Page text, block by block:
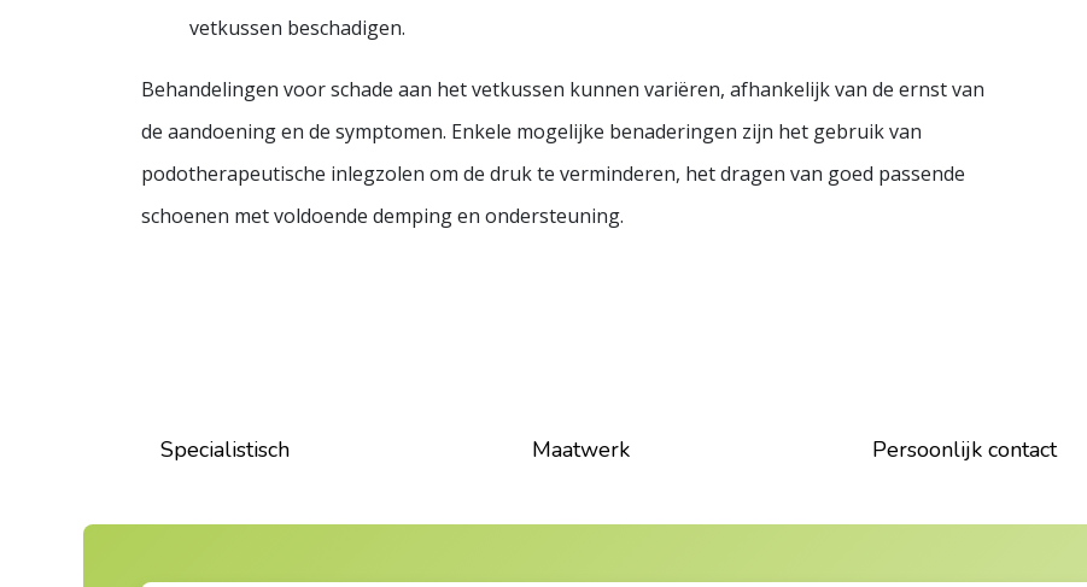
vetkussen beschadigen.
Behandelingen voor schade aan het vetkussen kunnen variëren, afhankelijk van de ernst van
de aandoening en de symptomen. Enkele mogelijke benaderingen zijn het gebruik van
podotherapeutische inlegzolen om de druk te verminderen, het dragen van goed passende
schoenen met voldoende demping en ondersteuning.
Specialistisch Maatwerk Persoonlijk contact